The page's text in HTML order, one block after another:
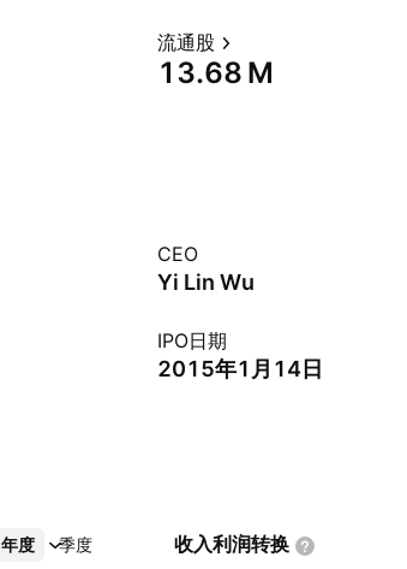
流通股
‪13.68 M‬
CEO
Yi Lin Wu
IPO日期
2015年1月14日
年度 季度
更多 收入利润转换